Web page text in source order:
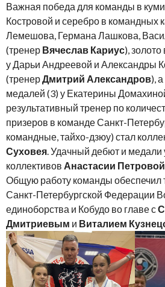
Важная победа для команды в
Костровой и серебро в командных
Лемешова, Германа Лашкова,
(тренер Вячеслав Кариус),
у Дарьи Андреевой и Александры
(тренерДмитрий Александров),
медалей (3) у Екатерины
результативный тренер по
призеров в команде Санкт-
командные, тайхо-дзюу) стал
Суховея. Удачный дебют и медали
коллективов Анастасии Петровой
Общую работу команды обеспечил
Санкт-Петербургской Федерации
единоборства и Кобудо во главе с
Дмитриевым и Виталием